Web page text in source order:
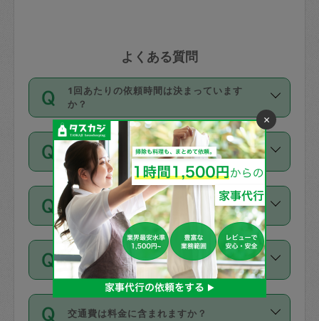
よくある質問
1回あたりの依頼時間は決まっています
か？
依頼1回につき3時間固定です。3時間を
超えて依頼したい場合は、延長機能をご
利用ください。機能をご利用いただくに
は、タスカジさんに事前に相談し、合意
の上事前申請することが必要です。な
お、3時間を下回っても、値引き等はござ
いません。
価格はどうやって決まっていますか？
11種類の価格帯の中からタスカジさん自
身が価格を選んで設定しています。
タスカジさんの価格設定には最初は制限
があり、レビュー件数、レビューの平均
値、などで除々に設定可能な最高額が上
がっていく仕組みになっています。
支払い方法を教えてください
お支払方法はクレジットカード（Visa／
Master／JCB／AMERICAN EXPRESS／
Diners Club）のみとなります。
カード情報のご登録は、依頼リクエスト
同じタスカジさんに定期的にお願いする場
合はお得になる？
依頼には「スポット」と「定期（毎週｜
隔週）」があり、「定期」の依頼は「ス
交通費は料金に含まれますか？
×